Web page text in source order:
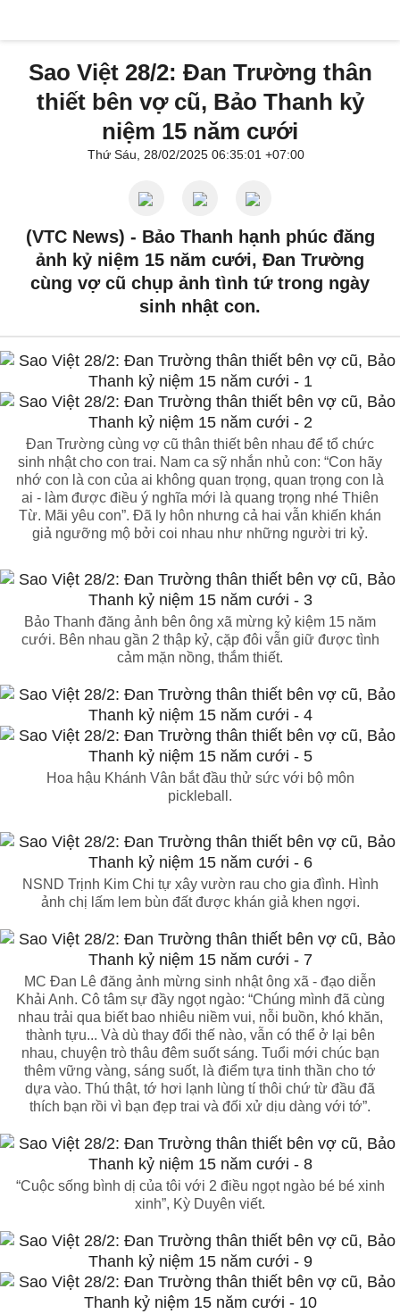
Sao Việt 28/2: Đan Trường thân
thiết bên vợ cũ, Bảo Thanh kỷ
niệm 15 năm cưới
Thứ Sáu, 28/02/2025 06:35:01 +07:00
(VTC News) - Bảo Thanh hạnh phúc đăng
ảnh kỷ niệm 15 năm cưới, Đan Trường
cùng vợ cũ chụp ảnh tình tứ trong ngày
sinh nhật con.
Đan Trường cùng vợ cũ thân thiết bên nhau để tổ chức
sinh nhật cho con trai. Nam ca sỹ nhắn nhủ con: “Con hãy
nhớ con là con của ai không quan trọng, quan trọng con là
ai - làm được điều ý nghĩa mới là quang trọng nhé Thiên
Từ. Mãi yêu con”. Đã ly hôn nhưng cả hai vẫn khiến khán
giả ngưỡng mộ bởi coi nhau như những người tri kỷ.
Bảo Thanh đăng ảnh bên ông xã mừng kỷ kiệm 15 năm
cưới. Bên nhau gần 2 thập kỷ, cặp đôi vẫn giữ được tình
cảm mặn nồng, thắm thiết.
Hoa hậu Khánh Vân bắt đầu thử sức với bộ môn
pickleball.
NSND Trịnh Kim Chi tự xây vườn rau cho gia đình. Hình
ảnh chị lấm lem bùn đất được khán giả khen ngợi.
MC Đan Lê đăng ảnh mừng sinh nhật ông xã - đạo diễn
Khải Anh. Cô tâm sự đầy ngọt ngào: “Chúng mình đã cùng
nhau trải qua biết bao nhiêu niềm vui, nỗi buồn, khó khăn,
thành tựu... Và dù thay đổi thế nào, vẫn có thể ở lại bên
nhau, chuyện trò thâu đêm suốt sáng. Tuổi mới chúc bạn
thêm vững vàng, sáng suốt, là điểm tựa tinh thần cho tớ
dựa vào. Thú thật, tớ hơi lạnh lùng tí thôi chứ từ đầu đã
thích bạn rồi vì bạn đẹp trai và đối xử dịu dàng với tớ”.
“Cuộc sống bình dị của tôi với 2 điều ngọt ngào bé bé xinh
xinh”, Kỳ Duyên viết.